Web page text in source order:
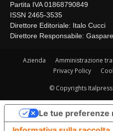
Partita IVA 01868790849
ISSN 2465-3535
Direttore Editoriale: Italo Cucci
Direttore Responsabile:
Azienda Amministrazione
Privacy Policy
© Copyrights
Le tue preferenze